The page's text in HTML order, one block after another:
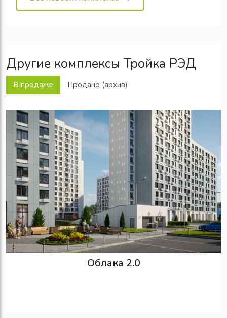
Другие комплексы Тройка РЭД
В продаже Продано (архив)
Облака 2.0